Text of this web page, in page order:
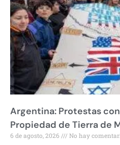
Argentina: Protestas
Propiedad de Tierra de
6 de agosto, 2026 No hay